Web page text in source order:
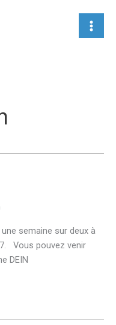
semaine sur deux à
Vous pouvez venir
DEIN